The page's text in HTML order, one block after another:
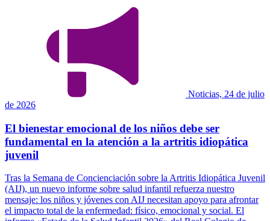
Noticias, 24 de julio
de 2026
El bienestar emocional de los niños debe ser
fundamental en la atención a la artritis idiopática
juvenil
Tras la Semana de Concienciación sobre la Artritis Idiopática Juvenil
(AIJ), un nuevo informe sobre salud infantil refuerza nuestro
mensaje: los niños y jóvenes con AIJ necesitan apoyo para afrontar
el impacto total de la enfermedad: físico, emocional y social. El